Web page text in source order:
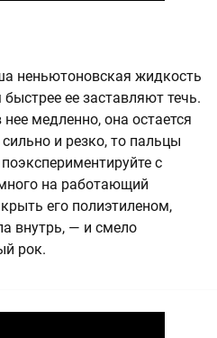
неньютоновская жидкость
ее заставляют течь.
медленно, она остается
и резко, то пальцы
с
на работающий
его полиэтиленом,
внутрь, — и смело
рок.